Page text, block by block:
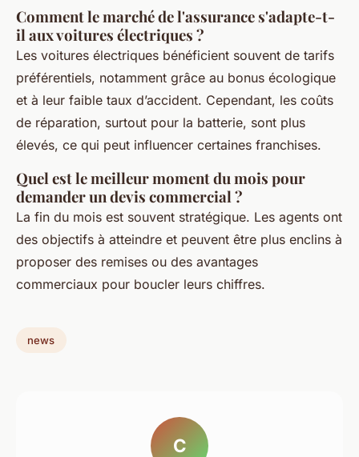
Comment le marché de l'assurance s'adapte-t-
il aux voitures électriques ?
Les voitures électriques bénéficient souvent de tarifs
préférentiels, notamment grâce au bonus écologique
et à leur faible taux d’accident. Cependant, les coûts
de réparation, surtout pour la batterie, sont plus
élevés, ce qui peut influencer certaines franchises.
Quel est le meilleur moment du mois pour
demander un devis commercial ?
La fin du mois est souvent stratégique. Les agents ont
des objectifs à atteindre et peuvent être plus enclins à
proposer des remises ou des avantages
commerciaux pour boucler leurs chiffres.
news
C